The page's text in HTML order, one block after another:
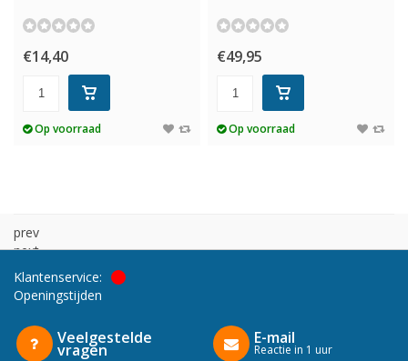
€14,40
Op voorraad
€49,95
Op voorraad
prev
next
Klantenservice:
Openingstijden
Veelgestelde
vragen
E-mail
Reactie in 1 uur